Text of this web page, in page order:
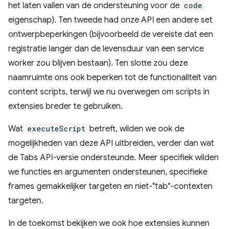
het laten vallen van de ondersteuning voor de code
eigenschap). Ten tweede had onze API een andere set
ontwerpbeperkingen (bijvoorbeeld de vereiste dat een
registratie langer dan de levensduur van een service
worker zou blijven bestaan). Ten slotte zou deze
naamruimte ons ook beperken tot de functionaliteit van
content scripts, terwijl we nu overwegen om scripts in
extensies breder te gebruiken.
Wat executeScript betreft, wilden we ook de
mogelijkheden van deze API uitbreiden, verder dan wat
de Tabs API-versie ondersteunde. Meer specifiek wilden
we functies en argumenten ondersteunen, specifieke
frames gemakkelijker targeten en niet-"tab"-contexten
targeten.
In de toekomst bekijken we ook hoe extensies kunnen